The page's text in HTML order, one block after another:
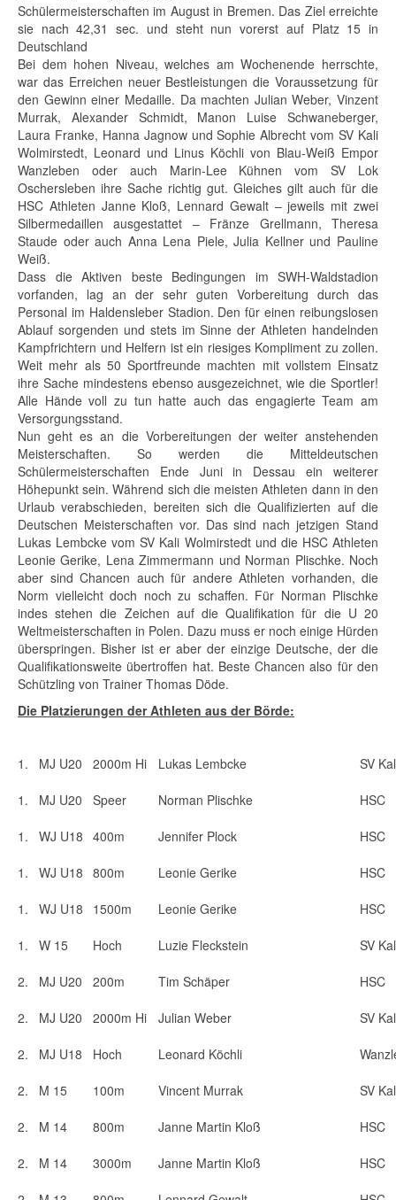
Schülermeisterschaften im August in Bremen. Das Ziel erreichte
sie nach 42,31 sec. und steht nun vorerst auf Platz 15 in
Deutschland
Bei dem hohen Niveau, welches am Wochenende herrschte,
war das Erreichen neuer Bestleistungen die Voraussetzung für
den Gewinn einer Medaille. Da machten Julian Weber, Vinzent
Murrak, Alexander Schmidt, Manon Luise Schwaneberger,
Laura Franke, Hanna Jagnow und Sophie Albrecht vom SV Kali
Wolmirstedt, Leonard und Linus Köchli von Blau-Weiß Empor
Wanzleben oder auch Marin-Lee Kühnen vom SV Lok
Oschersleben ihre Sache richtig gut. Gleiches gilt auch für die
HSC Athleten Janne Kloß, Lennard Gewalt – jeweils mit zwei
Silbermedaillen ausgestattet – Fränze Grellmann, Theresa
Staude oder auch Anna Lena Piele, Julia Kellner und Pauline
Weiß.
Dass die Aktiven beste Bedingungen im SWH-Waldstadion
vorfanden, lag an der sehr guten Vorbereitung durch das
Personal im Haldensleber Stadion. Den für einen reibungslosen
Ablauf sorgenden und stets im Sinne der Athleten handelnden
Kampfrichtern und Helfern ist ein riesiges Kompliment zu zollen.
Weit mehr als 50 Sportfreunde machten mit vollstem Einsatz
ihre Sache mindestens ebenso ausgezeichnet, wie die Sportler!
Alle Hände voll zu tun hatte auch das engagierte Team am
Versorgungsstand.
Nun geht es an die Vorbereitungen der weiter anstehenden
Meisterschaften. So werden die Mitteldeutschen
Schülermeisterschaften Ende Juni in Dessau ein weiterer
Höhepunkt sein. Während sich die meisten Athleten dann in den
Urlaub verabschieden, bereiten sich die Qualifizierten auf die
Deutschen Meisterschaften vor. Das sind nach jetzigen Stand
Lukas Lembcke vom SV Kali Wolmirstedt und die HSC Athleten
Leonie Gerike, Lena Zimmermann und Norman Plischke. Noch
aber sind Chancen auch für andere Athleten vorhanden, die
Norm vielleicht doch noch zu schaffen. Für Norman Plischke
indes stehen die Zeichen auf die Qualifikation für die U 20
Weltmeisterschaften in Polen. Dazu muss er noch einige Hürden
überspringen. Bisher ist er aber der einzige Deutsche, der die
Qualifikationsweite übertroffen hat. Beste Chancen also für den
Schützling von Trainer Thomas Döde.
Die Platzierungen der Athleten aus der Börde:
1. MJ U20 2000m Hi Lukas Lembcke SV
1. MJ U20 Speer Norman Plischke HSC
1. WJ U18 400m Jennifer Plock HSC
1. WJ U18 800m Leonie Gerike HSC
1. WJ U18 1500m Leonie Gerike HSC
1. W 15 Hoch Luzie Fleckstein SV
2. MJ U20 200m Tim Schäper HSC
2. MJ U20 2000m Hi Julian Weber SV
2. MJ U18 Hoch Leonard Köchli
2. M 15 100m Vincent Murrak SV
2. M 14 800m Janne Martin Kloß HSC
2. M 14 3000m Janne Martin Kloß HSC